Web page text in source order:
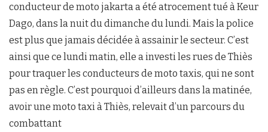
conducteur de moto jakarta a été atrocement tué à Keur
Dago, dans la nuit du dimanche du lundi. Mais la police
est plus que jamais décidée à assainir le secteur. C’est
ainsi que ce lundi matin, elle a investi les rues de Thiès
pour traquer les conducteurs de moto taxis, qui ne sont
pas en règle. C’est pourquoi d’ailleurs dans la matinée,
avoir une moto taxi à Thiès, relevait d’un parcours du
combattant